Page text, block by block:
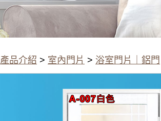
產品介紹 > 室內門片 > 浴室門片｜鋁門